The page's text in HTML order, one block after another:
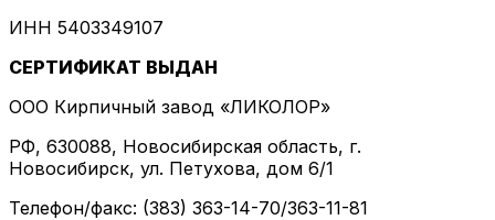
ИНН 5403349107
СЕРТИФИКАТ ВЫДАН
ООО Кирпичный завод «ЛИКОЛОР»
РФ, 630088, Новосибирская область, г.
Новосибирск, ул. Петухова, дом 6/1
Телефон/факс: (383) 363-14-70/363-11-81